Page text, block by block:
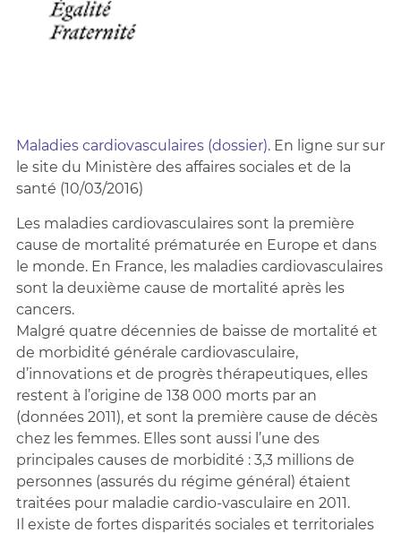
Maladies cardiovasculaires (dossier). En ligne sur sur
le site du Ministère des affaires sociales et de la
santé (10/03/2016)
Les maladies cardiovasculaires sont la première
cause de mortalité prématurée en Europe et dans
le monde. En France, les maladies cardiovasculaires
sont la deuxième cause de mortalité après les
cancers.
Malgré quatre décennies de baisse de mortalité et
de morbidité générale cardiovasculaire,
d’innovations et de progrès thérapeutiques, elles
restent à l’origine de 138 000 morts par an
(données 2011), et sont la première cause de décès
chez les femmes. Elles sont aussi l’une des
principales causes de morbidité : 3,3 millions de
personnes (assurés du régime général) étaient
traitées pour maladie cardio-vasculaire en 2011.
Il existe de fortes disparités sociales et territoriales